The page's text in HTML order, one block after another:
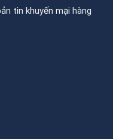
tin khuyến mại hàng